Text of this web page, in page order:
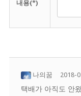
내용(*)
나의꿈 2018-
택배가 아직도 안